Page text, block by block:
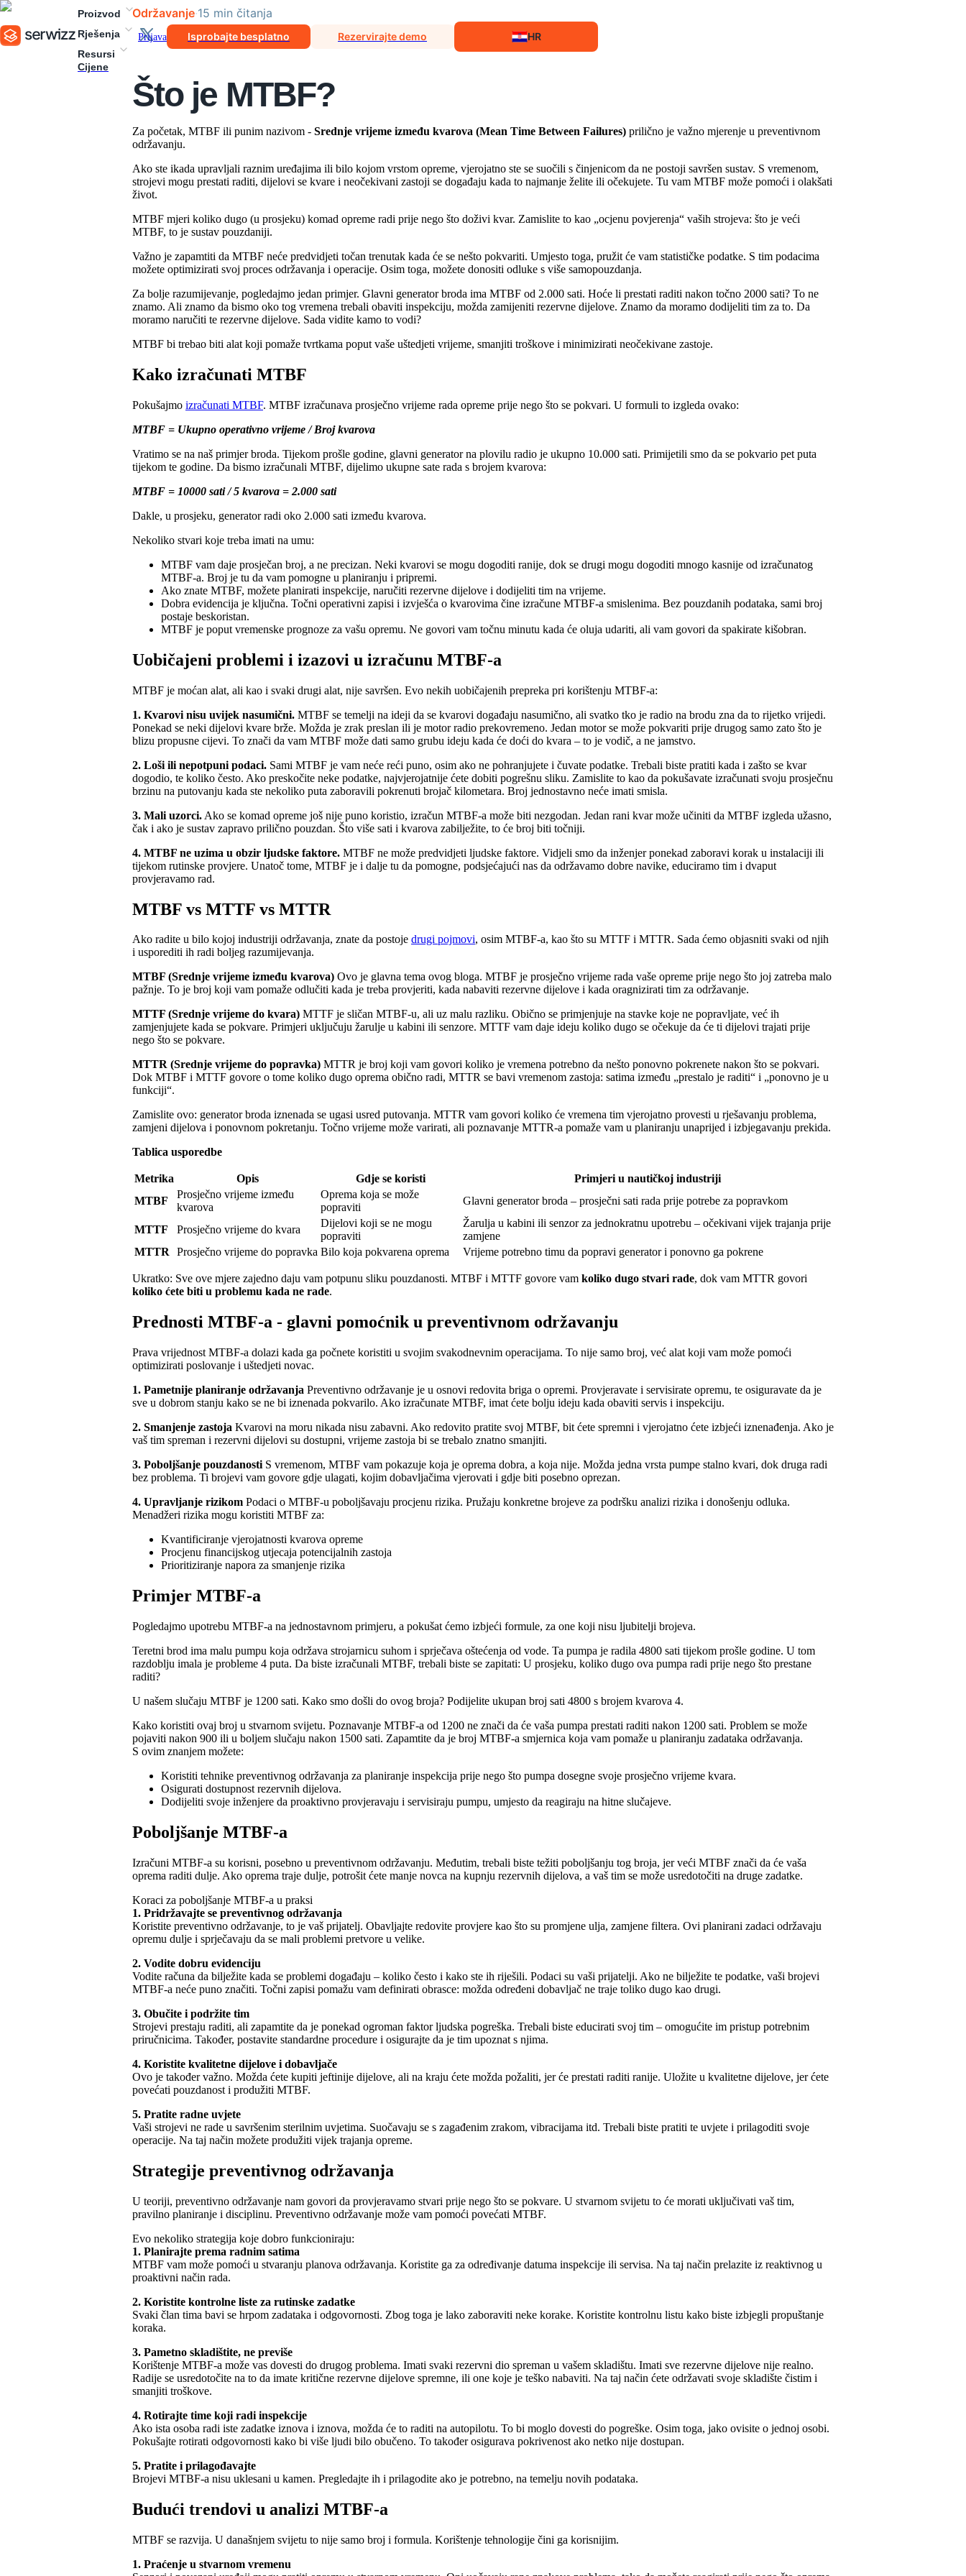
Proizvod
Rješenja
Resursi
Cijene
Prijava Isprobajte besplatno Rezervirajte demo HR
Održavanje·15 min čitanja
Što je MTBF?
Za početak, MTBF ili punim nazivom - Srednje vrijeme između kvarova (Mean Time Between Failures) prilično je važno mjerenje u preventivnom
održavanju.
Ako ste ikada upravljali raznim uređajima ili bilo kojom vrstom opreme, vjerojatno ste se suočili s činjenicom da ne postoji savršen sustav. S vremenom,
strojevi mogu prestati raditi, dijelovi se kvare i neočekivani zastoji se događaju kada to najmanje želite ili očekujete. Tu vam MTBF može pomoći i olakšati
život.
MTBF mjeri koliko dugo (u prosjeku) komad opreme radi prije nego što doživi kvar. Zamislite to kao „ocjenu povjerenja“ vaših strojeva: što je veći
MTBF, to je sustav pouzdaniji.
Važno je zapamtiti da MTBF neće predvidjeti točan trenutak kada će se nešto pokvariti. Umjesto toga, pružit će vam statističke podatke. S tim podacima
možete optimizirati svoj proces održavanja i operacije. Osim toga, možete donositi odluke s više samopouzdanja.
Za bolje razumijevanje, pogledajmo jedan primjer. Glavni generator broda ima MTBF od 2.000 sati. Hoće li prestati raditi nakon točno 2000 sati? To ne
znamo. Ali znamo da bismo oko tog vremena trebali obaviti inspekciju, možda zamijeniti rezervne dijelove. Znamo da moramo dodijeliti tim za to. Da
moramo naručiti te rezervne dijelove. Sada vidite kamo to vodi?
MTBF bi trebao biti alat koji pomaže tvrtkama poput vaše uštedjeti vrijeme, smanjiti troškove i minimizirati neočekivane zastoje.
Kako izračunati MTBF
Pokušajmo izračunati MTBF. MTBF izračunava prosječno vrijeme rada opreme prije nego što se pokvari. U formuli to izgleda ovako:
MTBF = Ukupno operativno vrijeme / Broj kvarova
Vratimo se na naš primjer broda. Tijekom prošle godine, glavni generator na plovilu radio je ukupno 10.000 sati. Primijetili smo da se pokvario pet puta
tijekom te godine. Da bismo izračunali MTBF, dijelimo ukupne sate rada s brojem kvarova:
MTBF = 10000 sati / 5 kvarova = 2.000 sati
Dakle, u prosjeku, generator radi oko 2.000 sati između kvarova.
Nekoliko stvari koje treba imati na umu:
MTBF vam daje prosječan broj, a ne precizan. Neki kvarovi se mogu dogoditi ranije, dok se drugi mogu dogoditi mnogo kasnije od izračunatog
MTBF-a. Broj je tu da vam pomogne u planiranju i pripremi.
Ako znate MTBF, možete planirati inspekcije, naručiti rezervne dijelove i dodijeliti tim na vrijeme.
Dobra evidencija je ključna. Točni operativni zapisi i izvješća o kvarovima čine izračune MTBF-a smislenima. Bez pouzdanih podataka, sami broj
postaje beskoristan.
MTBF je poput vremenske prognoze za vašu opremu. Ne govori vam točnu minutu kada će oluja udariti, ali vam govori da spakirate kišobran.
Uobičajeni problemi i izazovi u izračunu MTBF-a
MTBF je moćan alat, ali kao i svaki drugi alat, nije savršen. Evo nekih uobičajenih prepreka pri korištenju MTBF-a:
1. Kvarovi nisu uvijek nasumični. MTBF se temelji na ideji da se kvarovi događaju nasumično, ali svatko tko je radio na brodu zna da to rijetko vrijedi.
Ponekad se neki dijelovi kvare brže. Možda je zrak preslan ili je motor radio prekovremeno. Jedan motor se može pokvariti prije drugog samo zato što je
blizu propusne cijevi. To znači da vam MTBF može dati samo grubu ideju kada će doći do kvara – to je vodič, a ne jamstvo.
2. Loši ili nepotpuni podaci. Sami MTBF je vam neće reći puno, osim ako ne pohranjujete i čuvate podatke. Trebali biste pratiti kada i zašto se kvar
dogodio, te koliko često. Ako preskočite neke podatke, najvjerojatnije ćete dobiti pogrešnu sliku. Zamislite to kao da pokušavate izračunati svoju prosječnu
brzinu na putovanju kada ste nekoliko puta zaboravili pokrenuti brojač kilometara. Broj jednostavno neće imati smisla.
3. Mali uzorci. Ako se komad opreme još nije puno koristio, izračun MTBF-a može biti nezgodan. Jedan rani kvar može učiniti da MTBF izgleda užasno,
čak i ako je sustav zapravo prilično pouzdan. Što više sati i kvarova zabilježite, to će broj biti točniji.
4. MTBF ne uzima u obzir ljudske faktore. MTBF ne može predvidjeti ljudske faktore. Vidjeli smo da inženjer ponekad zaboravi korak u instalaciji ili
tijekom rutinske provjere. Unatoč tome, MTBF je i dalje tu da pomogne, podsjećajući nas da održavamo dobre navike, educiramo tim i dvaput
provjeravamo rad.
MTBF vs MTTF vs MTTR
Ako radite u bilo kojoj industriji održavanja, znate da postoje drugi pojmovi, osim MTBF-a, kao što su MTTF i MTTR. Sada ćemo objasniti svaki od njih
i usporediti ih radi boljeg razumijevanja.
MTBF (Srednje vrijeme između kvarova) Ovo je glavna tema ovog bloga. MTBF je prosječno vrijeme rada vaše opreme prije nego što joj zatreba malo
pažnje. To je broj koji vam pomaže odlučiti kada je treba provjeriti, kada nabaviti rezervne dijelove i kada oragnizirati tim za održavanje.
MTTF (Srednje vrijeme do kvara) MTTF je sličan MTBF-u, ali uz malu razliku. Obično se primjenjuje na stavke koje ne popravljate, već ih
zamjenjujete kada se pokvare. Primjeri uključuju žarulje u kabini ili senzore. MTTF vam daje ideju koliko dugo se očekuje da će ti dijelovi trajati prije
nego što se pokvare.
MTTR (Srednje vrijeme do popravka) MTTR je broj koji vam govori koliko je vremena potrebno da nešto ponovno pokrenete nakon što se pokvari.
Dok MTBF i MTTF govore o tome koliko dugo oprema obično radi, MTTR se bavi vremenom zastoja: satima između „prestalo je raditi“ i „ponovno je u
funkciji“.
Zamislite ovo: generator broda iznenada se ugasi usred putovanja. MTTR vam govori koliko će vremena tim vjerojatno provesti u rješavanju problema,
zamjeni dijelova i ponovnom pokretanju. Točno vrijeme može varirati, ali poznavanje MTTR-a pomaže vam u planiranju unaprijed i izbjegavanju prekida.
Tablica usporedbe
Metrika Opis Gdje se koristi
Primjeri u nautičkoj industriji
MTBF
Prosječno vrijeme između
kvarova
Oprema koja se može
popraviti
Glavni generator broda – prosječni sati rada prije potrebe za popravkom
MTTF Prosječno vrijeme do kvara
Dijelovi koji se ne mogu
popraviti
Žarulja u kabini ili senzor za jednokratnu upotrebu – očekivani vijek trajanja prije
zamjene
MTTR Prosječno vrijeme do popravka Bilo koja pokvarena oprema Vrijeme potrebno timu da popravi generator i ponovno ga pokrene
Ukratko: Sve ove mjere zajedno daju vam potpunu sliku pouzdanosti. MTBF i MTTF govore vam koliko dugo stvari rade, dok vam MTTR govori
koliko ćete biti u problemu kada ne rade.
Prednosti MTBF-a - glavni pomoćnik u preventivnom održavanju
Prava vrijednost MTBF-a dolazi kada ga počnete koristiti u svojim svakodnevnim operacijama. To nije samo broj, već alat koji vam može pomoći
optimizirati poslovanje i uštedjeti novac.
1. Pametnije planiranje održavanja Preventivno održavanje je u osnovi redovita briga o opremi. Provjeravate i servisirate opremu, te osiguravate da je
sve u dobrom stanju kako se ne bi iznenada pokvarilo. Ako izračunate MTBF, imat ćete bolju ideju kada obaviti servis i inspekciju.
2. Smanjenje zastoja Kvarovi na moru nikada nisu zabavni. Ako redovito pratite svoj MTBF, bit ćete spremni i vjerojatno ćete izbjeći iznenađenja. Ako je
vaš tim spreman i rezervni dijelovi su dostupni, vrijeme zastoja bi se trebalo znatno smanjiti.
3. Poboljšanje pouzdanosti S vremenom, MTBF vam pokazuje koja je oprema dobra, a koja nije. Možda jedna vrsta pumpe stalno kvari, dok druga radi
bez problema. Ti brojevi vam govore gdje ulagati, kojim dobavljačima vjerovati i gdje biti posebno oprezan.
4. Upravljanje rizikom Podaci o MTBF-u poboljšavaju procjenu rizika. Pružaju konkretne brojeve za podršku analizi rizika i donošenju odluka.
Menadžeri rizika mogu koristiti MTBF za:
Kvantificiranje vjerojatnosti kvarova opreme
Procjenu financijskog utjecaja potencijalnih zastoja
Prioritiziranje napora za smanjenje rizika
Primjer MTBF-a
Pogledajmo upotrebu MTBF-a na jednostavnom primjeru, a pokušat ćemo izbjeći formule, za one koji nisu ljubitelji brojeva.
Teretni brod ima malu pumpu koja održava strojarnicu suhom i sprječava oštećenja od vode. Ta pumpa je radila 4800 sati tijekom prošle godine. U tom
razdoblju imala je probleme 4 puta. Da biste izračunali MTBF, trebali biste se zapitati: U prosjeku, koliko dugo ova pumpa radi prije nego što prestane
raditi?
U našem slučaju MTBF je 1200 sati. Kako smo došli do ovog broja? Podijelite ukupan broj sati 4800 s brojem kvarova 4.
Kako koristiti ovaj broj u stvarnom svijetu. Poznavanje MTBF-a od 1200 ne znači da će vaša pumpa prestati raditi nakon 1200 sati. Problem se može
pojaviti nakon 900 ili u boljem slučaju nakon 1500 sati. Zapamtite da je broj MTBF-a smjernica koja vam pomaže u planiranju zadataka održavanja.
S ovim znanjem možete:
Koristiti tehnike preventivnog održavanja za planiranje inspekcija prije nego što pumpa dosegne svoje prosječno vrijeme kvara.
Osigurati dostupnost rezervnih dijelova.
Dodijeliti svoje inženjere da proaktivno provjeravaju i servisiraju pumpu, umjesto da reagiraju na hitne slučajeve.
Poboljšanje MTBF-a
Izračuni MTBF-a su korisni, posebno u preventivnom održavanju. Međutim, trebali biste težiti poboljšanju tog broja, jer veći MTBF znači da će vaša
oprema raditi dulje. Ako oprema traje dulje, potrošit ćete manje novca na kupnju rezervnih dijelova, a vaš tim se može usredotočiti na druge zadatke.
Koraci za poboljšanje MTBF-a u praksi
1. Pridržavajte se preventivnog održavanja
Koristite preventivno održavanje, to je vaš prijatelj. Obavljajte redovite provjere kao što su promjene ulja, zamjene filtera. Ovi planirani zadaci održavaju
opremu dulje i sprječavaju da se mali problemi pretvore u velike.
2. Vodite dobru evidenciju
Vodite računa da bilježite kada se problemi događaju – koliko često i kako ste ih riješili. Podaci su vaši prijatelji. Ako ne bilježite te podatke, vaši brojevi
MTBF-a neće puno značiti. Točni zapisi pomažu vam definirati obrasce: možda određeni dobavljač ne traje toliko dugo kao drugi.
3. Obučite i podržite tim
Strojevi prestaju raditi, ali zapamtite da je ponekad ogroman faktor ljudska pogreška. Trebali biste educirati svoj tim – omogućite im pristup potrebnim
priručnicima. Također, postavite standardne procedure i osigurajte da je tim upoznat s njima.
4. Koristite kvalitetne dijelove i dobavljače
Ovo je također važno. Možda ćete kupiti jeftinije dijelove, ali na kraju ćete možda požaliti, jer će prestati raditi ranije. Uložite u kvalitetne dijelove, jer ćete
povećati pouzdanost i produžiti MTBF.
5. Pratite radne uvjete
Vaši strojevi ne rade u savršenim sterilnim uvjetima. Suočavaju se s zagađenim zrakom, vibracijama itd. Trebali biste pratiti te uvjete i prilagoditi svoje
operacije. Na taj način možete produžiti vijek trajanja opreme.
Strategije preventivnog održavanja
U teoriji, preventivno održavanje nam govori da provjeravamo stvari prije nego što se pokvare. U stvarnom svijetu to će morati uključivati vaš tim,
pravilno planiranje i disciplinu. Preventivno održavanje može vam pomoći povećati MTBF.
Evo nekoliko strategija koje dobro funkcioniraju:
1. Planirajte prema radnim satima
MTBF vam može pomoći u stvaranju planova održavanja. Koristite ga za određivanje datuma inspekcije ili servisa. Na taj način prelazite iz reaktivnog u
proaktivni način rada.
2. Koristite kontrolne liste za rutinske zadatke
Svaki član tima bavi se hrpom zadataka i odgovornosti. Zbog toga je lako zaboraviti neke korake. Koristite kontrolnu listu kako biste izbjegli propuštanje
koraka.
3. Pametno skladištite, ne previše
Korištenje MTBF-a može vas dovesti do drugog problema. Imati svaki rezervni dio spreman u vašem skladištu. Imati sve rezervne dijelove nije realno.
Radije se usredotočite na to da imate kritične rezervne dijelove spremne, ili one koje je teško nabaviti. Na taj način ćete održavati svoje skladište čistim i
smanjiti troškove.
4. Rotirajte time koji radi inspekcije
Ako ista osoba radi iste zadatke iznova i iznova, možda će to raditi na autopilotu. To bi moglo dovesti do pogreške. Osim toga, jako ovisite o jednoj osobi.
Pokušajte rotirati odgovornosti kako bi više ljudi bilo obučeno. To također osigurava pokrivenost ako netko nije dostupan.
5. Pratite i prilagođavajte
Brojevi MTBF-a nisu uklesani u kamen. Pregledajte ih i prilagodite ako je potrebno, na temelju novih podataka.
Budući trendovi u analizi MTBF-a
MTBF se razvija. U današnjem svijetu to nije samo broj i formula. Korištenje tehnologije čini ga korisnijim.
1. Praćenje u stvarnom vremenu